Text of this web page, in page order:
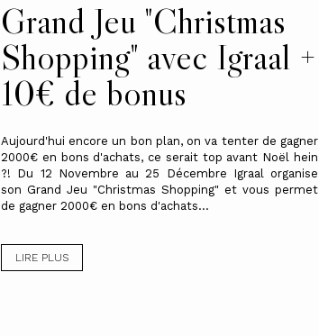
Grand Jeu "Christmas
Shopping" avec Igraal +
10€ de bonus
Aujourd'hui encore un bon plan, on va tenter de gagner
2000€ en bons d'achats, ce serait top avant Noël hein
?! Du 12 Novembre au 25 Décembre Igraal organise
son Grand Jeu "Christmas Shopping" et vous permet
de gagner 2000€ en bons d'achats...
LIRE PLUS